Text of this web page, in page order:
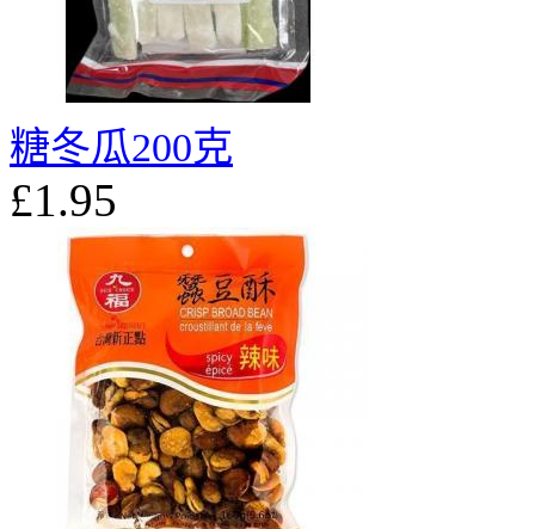
糖冬瓜200克
£1.95